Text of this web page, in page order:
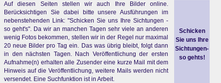
Auf diesen Seiten stellen wir auch Ihre Bilder online.
Berücksichtigen Sie dabei bitte unsere Ausführungen im
nebenstehenden Link: "Schicken Sie uns Ihre Sichtungen -
so geht's". Da wir an manchen Tagen sehr viele an anderen
wenig Fotos bekommen, stellen wir in der Regel nur maximal
20 neue Bilder pro Tag ein. Das was übrig bleibt, folgt dann
in den nächsten Tagen. Nach Veröffentlichung der ersten
Aufnahme(n) erhalten alle Zusender eine kurze Mail mit dem
Hinweis auf die Veröffentlichung, weitere Mails werden nicht
versendet. Eine Suchfunktion ist in Arbeit.
Schicken
Sie uns Ihre
Sichtungen-
so gehts!